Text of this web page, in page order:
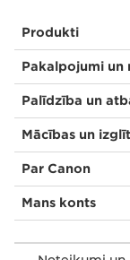
Produkti
Pakalpojumi un
Palīdzība un
Mācības un
Par Canon
Mans konts